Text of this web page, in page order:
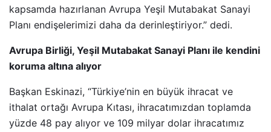
kapsamda hazırlanan Avrupa Yeşil Mutabakat Sanayi
Planı endişelerimizi daha da derinleştiriyor.” dedi.
Avrupa Birliği, Yeşil Mutabakat Sanayi Planı ile kendini
koruma altına alıyor
Başkan Eskinazi, “Türkiye’nin en büyük ihracat ve
ithalat ortağı Avrupa Kıtası, ihracatımızdan toplamda
yüzde 48 pay alıyor ve 109 milyar dolar ihracatımız